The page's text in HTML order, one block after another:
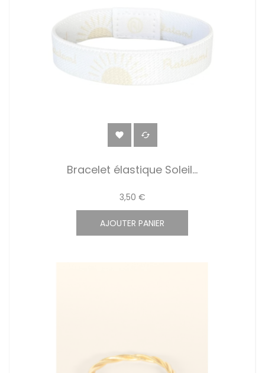
 
Bracelet élastique Soleil...
3,50 €
AJOUTER PANIER